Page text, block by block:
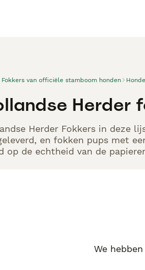
Fokkers van officiële stamboom honden
Herder
Herder Fokkers in deze
en fokken pups met
op de echtheid van de
We